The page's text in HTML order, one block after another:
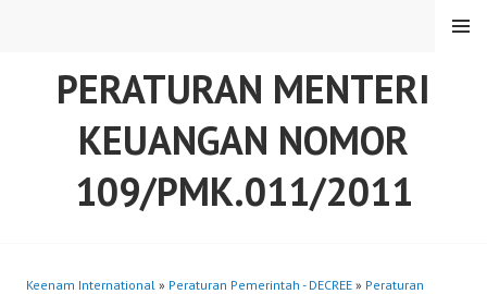
PERATURAN MENTERI
KEUANGAN NOMOR
109/PMK.011/2011
MENU
Keenam International » Peraturan Pemerintah - DECREE » Peraturan